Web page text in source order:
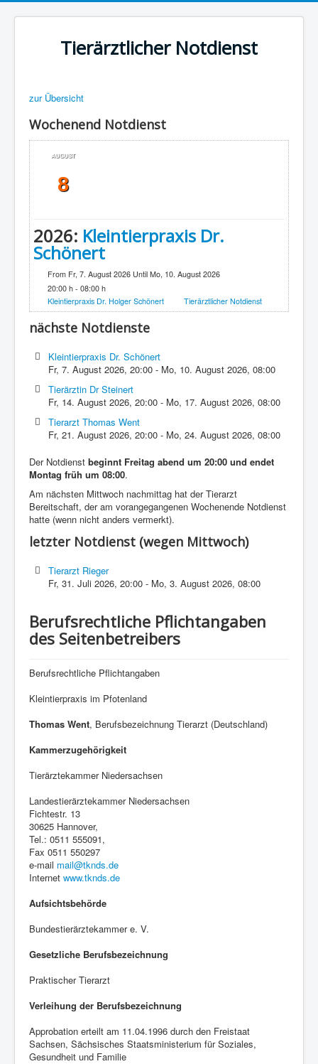
Tierärztlicher Notdienst
zur Übersicht
Wochenend Notdienst
AUGUST
8
2026: Kleintierpraxis Dr.
Schönert
From Fr, 7. August 2026 Until Mo, 10. August 2026
20:00 h - 08:00 h
Kleintierpraxis Dr. Holger Schönert
Tierärztlicher Notdienst
nächste Notdienste
Kleintierpraxis Dr. Schönert
Fr, 7. August 2026,20:00 - Mo, 10. August 2026,08:00
Tierärztin Dr Steinert
Fr, 14. August 2026,20:00 - Mo, 17. August 2026,08:00
Tierarzt Thomas Went
Fr, 21. August 2026,20:00 - Mo, 24. August 2026,08:00
Der Notdienst beginnt Freitag abend um 20:00 und endet
Montag früh um 08:00.
Am nächsten Mittwoch nachmittag hat der Tierarzt
Bereitschaft, der am vorangegangenen Wochenende Notdienst
hatte (wenn nicht anders vermerkt).
letzter Notdienst (wegen Mittwoch)
Tierarzt Rieger
Fr, 31. Juli 2026,20:00 - Mo, 3. August 2026,08:00
Berufsrechtliche Pflichtangaben
des Seitenbetreibers
Berufsrechtliche Pflichtangaben
Kleintierpraxis im Pfotenland
Thomas Went, Berufsbezeichnung Tierarzt (Deutschland)
Kammerzugehörigkeit
Tierärztekammer Niedersachsen
Landestierärztekammer Niedersachsen
Fichtestr. 13
30625 Hannover,
Tel.: 0511 555091,
Fax 0511 550297
e-mail mail@tknds.de
Internet www.tknds.de
Aufsichtsbehörde
Bundestierärztekammer e. V.
Gesetzliche Berufsbezeichnung
Praktischer Tierarzt
Verleihung der Berufsbezeichnung
Approbation erteilt am 11.04.1996 durch den Freistaat
Sachsen, Sächsisches Staatsministerium für Soziales,
Gesundheit und Familie